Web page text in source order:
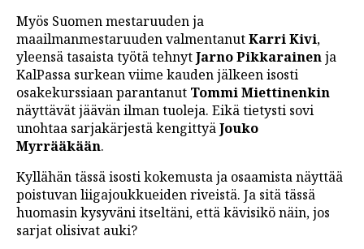
Myös Suomen mestaruuden ja
maailmanmestaruuden valmentanutKarri Kivi,
yleensä tasaista työtä tehnytJarno Pikkarainenja
KalPassa surkean viime kauden jälkeen isosti
osakekurssiaan parantanut Tommi Miettinenkin
näyttävät jäävän ilman tuoleja. Eikä tietysti sovi
unohtaa sarjakärjestä kengittyäJouko
Myrrääkään.
Kyllähän tässä isosti kokemusta ja osaamista näyttää
poistuvan liigajoukkueiden riveistä. Ja sitä tässä
huomasin kysyväni itseltäni, että kävisikö näin, jos
sarjat olisivat auki?